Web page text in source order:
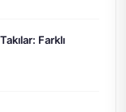
Farklı